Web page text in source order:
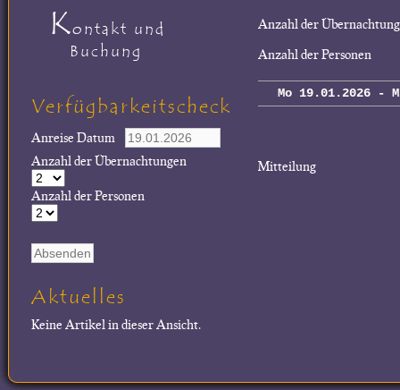
Anzahl der
Anzahl der Personen
Mo 19.01.2026 -
Mitteilung
Kontakt und
Buchung
Verfügbarkeitscheck
Anreise Datum
Anzahl der Übernachtungen
Anzahl der Personen
Aktuelles
Keine Artikel in dieser Ansicht.